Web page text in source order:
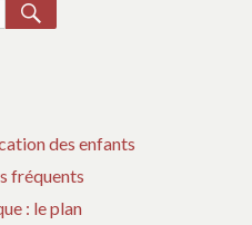
des enfants
fréquents
: le plan